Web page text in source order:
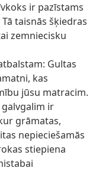
ir pazīstams
taisnās šķiedras
zemniecisku
Gultas
kas
jūsu matracim.
galvgalim ir
grāmatas,
nepieciešamās
stiepiena